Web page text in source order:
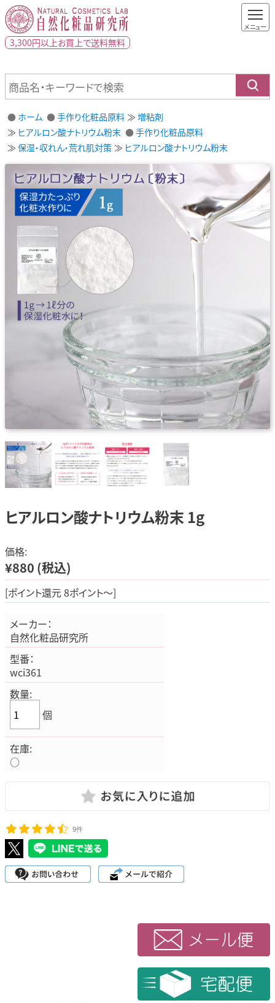
3,300円以上お買上で送料無料
ホーム 手作り化粧品原料
増粘剤
ヒアルロン酸ナトリウム粉末
手作り化粧品原料
保湿・収れん・荒れ肌対策
ヒアルロン酸ナトリウム粉末
ヒアルロン酸ナトリウム粉末 1g
価格:
¥880 (税込)
[ポイント還元 8ポイント～]
メーカー：
自然化粧品研究所
型番：
wci361
数量:
個
在庫:
○
9件